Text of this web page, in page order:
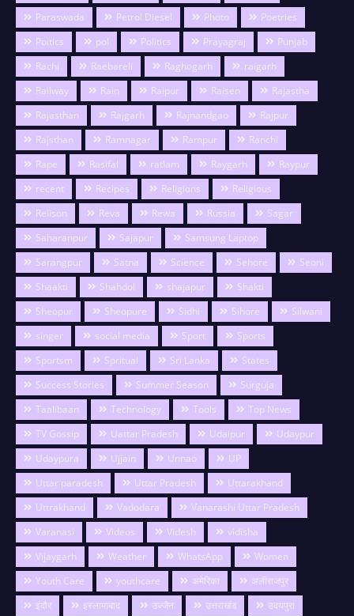
Paraswada
Petrol Diesel Photo
Poetries
Poitics
pol Politics Prayagraj
Punjab
Rachi
Raebareli Raghogarh
raigarh
Railway
Rain Raipur Raisen
Rajastha
Rajasthan
Rajgarh Rajnandgao
Rajpur
Rajsthan
Ramnagar Rampur
Ranchi
Rape
Rasifal ratlam Raygarh
Raypur
recent
Recipes Religions
Religious
Relison
Reva Rewa Russia
Sagar
Saharanpur
Sajapur
Samsung Laptop
Sarangpur
Satna Science Sehore
Seoni
Shaakti
Shahdol shajapur
Shakti
Sheopur
Sheopure Sidhi Sihore
Silwani
singer
social media Sport
Sports
Sportsm
Spritual Sri Lanka
States
Success Stories
Summer Season
Surguja
Taalibaan
Technology Tools
Top News
TV Gossip
Uattar Pradesh Udaipur
Udaypur
Udaypura
Ujjain Unnao
UP
Uttar paradesh
Uttar Pradesh
Uttarakhand
Uttrakhand
Vadodara
Vanarashi Uttar Pradesh
Varanasi
Videos Videsh
vidisha
Vijaygarh
Weather WhatsApp
Women
Youth Care
youthcare अमेरिका
अलीराजपुर
इंदौर
इस्लामाबाद उज्जैन उत्तराखंड
उदयपुरा